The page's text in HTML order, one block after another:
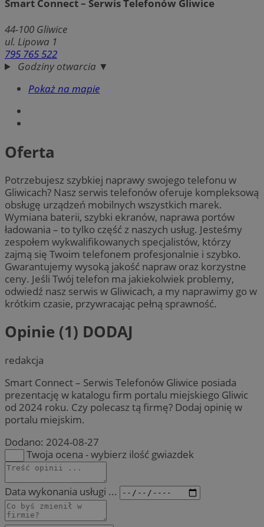
Smart Connect – Serwis Telefonów Gliwice
44-100 Gliwice
ul. Lipowa 1
795 765 522
Godziny otwarcia ▼
Pokaż na mapie
Oferta
Potrzebujesz szybkiej naprawy swojego telefonu w
Gliwicach? Nasz serwis telefonów oferuje kompleksową
obsługę urządzeń mobilnych wszystkich marek.
Wymiana baterii, szybki ekranów, naprawa portów
ładowania – to tylko część z naszych usług. Jesteśmy
zespołem wykwalifikowanych specjalistów, którzy
zajmą się Twoim telefonem profesjonalnie i szybko.
Gwarantujemy wysoką jakość napraw oraz korzystne
ceny. Jeśli Twój telefon ma jakiekolwiek problemy,
odwiedź nasz serwis w Gliwicach, a my naprawimy go w
krótkim czasie, przywracając pełną sprawność.
Opinie (1) DODAJ
redakcja
Smart Connect – Serwis Telefonów Gliwice posiada
prezentację w katalogu firm portalu miejskiego Gliwic
od 2024 roku. Czy polecasz tą firmę? Dodaj opinię w
portalu miejskim.
Dodano: 2024-08-27
Twoja ocena - wybierz ilość gwiazdek
Data wykonania usługi ...